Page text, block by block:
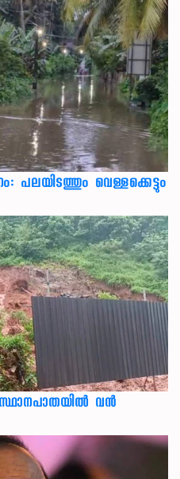
പലയിടത്തും വെള്ളക്കെട്ടും
വന്‍